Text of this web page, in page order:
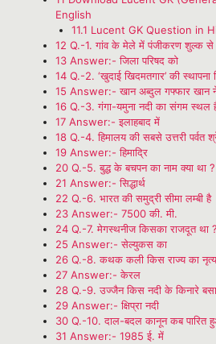
English
11.1 Lucent GK Question in
12 Q.-1. गांव के मेले में पंजीकरण शुल्क से
13 Answer:- जिला परिषद को
14 Q.-2. ‘खुदाई खिदमतगार’ की
15 Answer:- खान अब्दुल गफ्फार खान
16 Q.-3. गंगा-यमुना नदी का संगम स्थल
17 Answer:- इलाहबाद में
18 Q.-4. हिमालय की सबसे उत्तरी पर्वत
19 Answer:- हिमाद्रि
20 Q.-5. बुद्ध के बचपन का नाम क्या था ?
21 Answer:- सिद्धार्थ
22 Q.-6. भारत की समुद्री सीमा लम्बी है
23 Answer:- 7500 की. मी.
24 Q.-7. मेगस्थनीज किसका राजदूत था ?
25 Answer:- सेल्युकस का
26 Q.-8. कथक कली किस राज्य का
27 Answer:- केरल
28 Q.-9. उज्जैन किस नदी के किनारे
29 Answer:- क्षिप्रा नदी
30 Q.-10. दाल-बदल कानून कब पारित
31 Answer:- 1985 ई. में